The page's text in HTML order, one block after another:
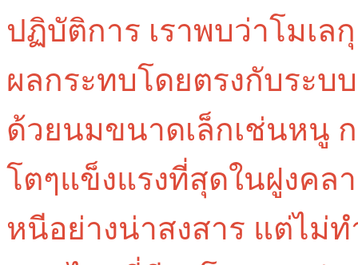
ปฏิบัติการ เราพบว่าโมเล
ผลกระทบโดยตรงกับระบ
ด้วยนมขนาดเล็กเช่นหนู
โตๆแข็งแรงที่สุดในฝูงค
หนีอย่างน่าสงสาร แต่ไม่